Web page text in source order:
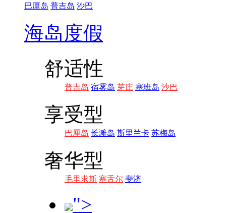
巴厘岛 普吉岛 沙巴
海岛度假
舒适性
普吉岛 宿雾岛 芽庄 塞班岛 沙巴
享受型
巴厘岛 长滩岛 斯里兰卡 苏梅岛
奢华型
毛里求斯 塞舌尔 斐济
">